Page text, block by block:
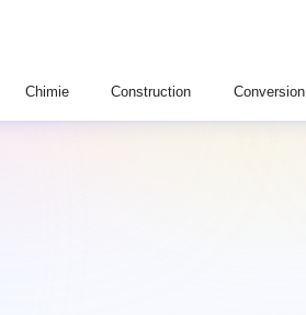
Chimie Construction Conversion